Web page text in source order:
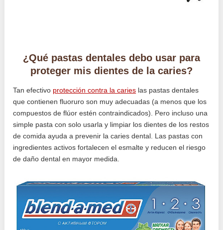
¿Qué pastas dentales debo usar para
proteger mis dientes de la caries?
Tan efectivo protección contra la caries las pastas dentales
que contienen fluoruro son muy adecuadas (a menos que los
compuestos de flúor estén contraindicados). Pero incluso una
simple pasta con solo usarla y limpiar los dientes de los restos
de comida ayuda a prevenir la caries dental. Las pastas con
ingredientes activos fortalecen el esmalte y reducen el riesgo
de daño dental en mayor medida.